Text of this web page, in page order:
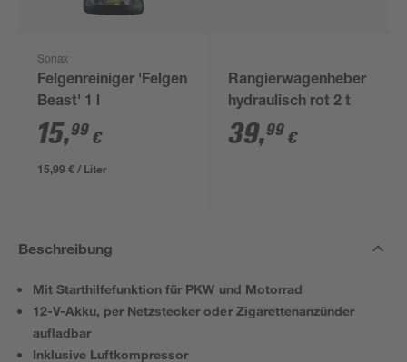
Sonax
Felgenreiniger 'Felgen
Beast' 1 l
15,99 €
15,99 € / Liter
Rangierwagenheber
hydraulisch rot 2 t
39,99 €
Beschreibung
Mit Starthilfefunktion für PKW und Motorrad
12-V-Akku, per Netzstecker oder Zigarettenanzünder
aufladbar
Inklusive Luftkompressor